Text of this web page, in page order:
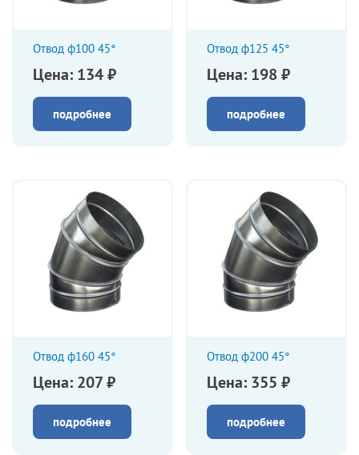
Отвод ф100 45°
Цена: 134 ₽
подробнее
Отвод ф125 45°
Цена: 198 ₽
подробнее
Отвод ф160 45°
Цена: 207 ₽
подробнее
Отвод ф200 45°
Цена: 355 ₽
подробнее